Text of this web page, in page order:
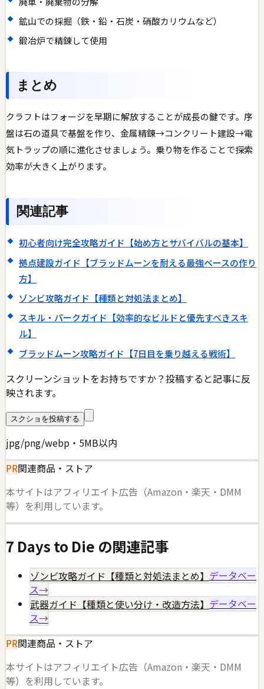
鉱山での採掘（鉄・鉛・石炭・硝酸カリウムなど）
鍛冶炉で精錬して使用
まとめ
クラフトはフォージを早期に解放することが成長の鍵です。序
盤は石の道具で基盤を作り、金属精錬→コンクリート建設→電
気トラップの順に進化させましょう。乗り物を作ることで探索
効率が大きく上がります。
関連記事
初心者向け完全攻略ガイド【始め方とサバイバルの基本】
拠点建設ガイド【ブラッドムーンを耐える最強ベースの作り
方】
ゾンビ攻略ガイド【種類と対処法まとめ】
スキル・パークガイド【効率的なビルドと優先すべきスキ
ル】
ブラッドムーン攻略ガイド【7日目を乗り越える戦術】
スクリーンショットをお持ちですか？投稿すると記事に反
映されます。
スクショを投稿する
jpg/png/webp・5MB以内
PR関連商品・ストア
本サイトはアフィリエイト広告（Amazon・楽天・DMM
等）を利用しています。
7 Days to Die の関連記事
ゾンビ攻略ガイド【種類と対処法まとめ】 データベー
ス→
武器ガイド【種類と使い分け・改造方法】 データベー
ス→
PR関連商品・ストア
本サイトはアフィリエイト広告（Amazon・楽天・DMM
等）を利用しています。